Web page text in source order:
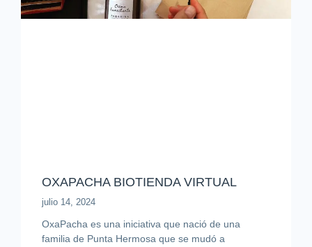
OXAPACHA BIOTIENDA VIRTUAL
julio 14, 2024
OxaPacha es una iniciativa que nació de una
familia de Punta Hermosa que se mudó a